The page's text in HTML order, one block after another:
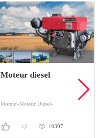
Moteur diesel
Moteur-Moteur Diesel-
10307